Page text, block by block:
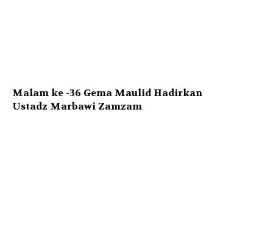
Malam ke -36 Gema Maulid Hadirkan
Ustadz Marbawi Zamzam